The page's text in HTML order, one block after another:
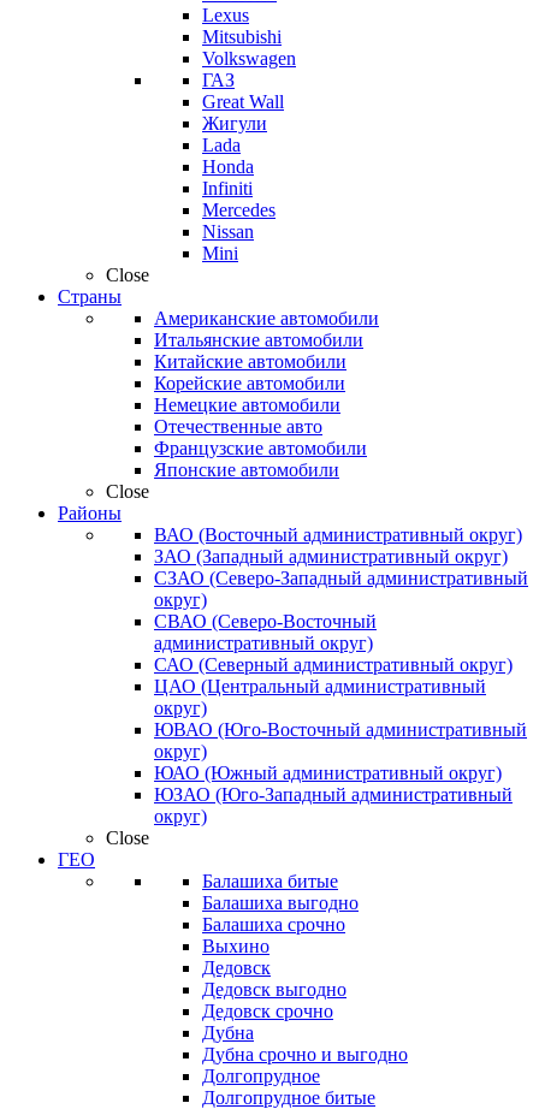
Lexus
Mitsubishi
Volkswagen
ГАЗ
Great Wall
Жигули
Lada
Honda
Infiniti
Mercedes
Nissan
Mini
Close
Страны
Американские автомобили
Итальянские автомобили
Китайские автомобили
Корейские автомобили
Немецкие автомобили
Отечественные авто
Французские автомобили
Японские автомобили
Close
Районы
ВАО (Восточный административный округ)
ЗАО (Западный административный округ)
СЗАО (Северо-Западный административный
округ)
СВАО (Северо-Восточный
административный округ)
САО (Северный административный округ)
ЦАО (Центральный административный
округ)
ЮВАО (Юго-Восточный административный
округ)
ЮАО (Южный административный округ)
ЮЗАО (Юго-Западный административный
округ)
Close
ГЕО
Балашиха битые
Балашиха выгодно
Балашиха срочно
Выхино
Дедовск
Дедовск выгодно
Дедовск срочно
Дубна
Дубна срочно и выгодно
Долгопрудное
Долгопрудное битые